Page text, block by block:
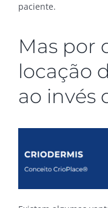
paciente.
Mas por
locação
ao invés